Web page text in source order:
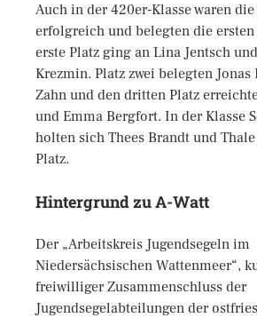
Auch in der 420er-Klasse waren
erfolgreich und belegten die
erste Platz ging an Lina Jentsch
Krezmin. Platz zwei belegten
Zahn und den dritten Platz
und Emma Bergfort. In der Klasse
holten sich Thees Brandt und
Platz.
Hintergrund zu A-Watt
Der „Arbeitskreis Jugendsegeln im
Niedersächsischen Wattenmeer“,
freiwilliger Zusammenschluss der
Jugendsegelabteilungen der